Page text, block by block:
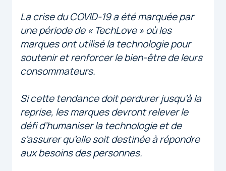
La crise du COVID-19 a été marquée par
une période de « TechLove » où les
marques ont utilisé la technologie pour
soutenir et renforcer le bien-être de leurs
consommateurs.
Si cette tendance doit perdurer jusqu’à la
reprise, les marques devront relever le
défi d’humaniser la technologie et de
s’assurer qu’elle soit destinée à répondre
aux besoins des personnes.